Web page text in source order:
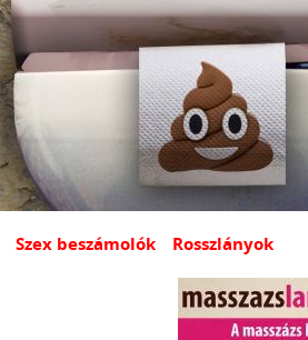
Szex beszámolók Rosszlányok